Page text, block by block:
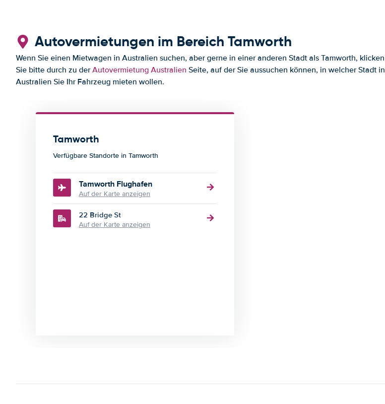
Autovermietungen im Bereich Tamworth
Wenn Sie einen Mietwagen in Australien suchen, aber gerne in einer anderen Stadt als Tamworth, klicken
Sie bitte durch zu derAutovermietung Australien Seite, auf der Sie aussuchen können, in welcher Stadt in
Australien Sie Ihr Fahrzeug mieten wollen.
Tamworth
Verfügbare Standorte in Tamworth
Tamworth Flughafen
Auf der Karte anzeigen
22 Bridge St
Auf der Karte anzeigen